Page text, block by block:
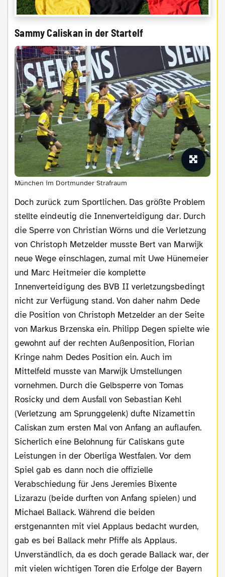
Sammy Caliskan in der Startelf
München im Dortmunder Strafraum
Doch zurück zum Sportlichen. Das größte Problem
stellte eindeutig die Innenverteidigung dar. Durch
die Sperre von Christian Wörns und die Verletzung
von Christoph Metzelder musste Bert van Marwijk
neue Wege einschlagen, zumal mit Uwe Hünemeier
und Marc Heitmeier die komplette
Innenverteidigung des BVB II verletzungsbedingt
nicht zur Verfügung stand. Von daher nahm Dede
die Position von Christoph Metzelder an der Seite
von Markus Brzenska ein. Philipp Degen spielte wie
gewohnt auf der rechten Außenposition, Florian
Kringe nahm Dedes Position ein. Auch im
Mittelfeld musste van Marwijk Umstellungen
vornehmen. Durch die Gelbsperre von Tomas
Rosicky und dem Ausfall von Sebastian Kehl
(Verletzung am Sprunggelenk) dufte Nizamettin
Caliskan zum ersten Mal von Anfang an auflaufen.
Sicherlich eine Belohnung für Caliskans gute
Leistungen in der Oberliga Westfalen. Vor dem
Spiel gab es dann noch die offizielle
Verabschiedung für Jens Jeremies Bixente
Lizarazu (beide durften von Anfang spielen) und
Michael Ballack. Während die beiden
erstgenannten mit viel Applaus bedacht wurden,
gab es bei Ballack mehr Pfiffe als Applaus.
Unverständlich, da es doch gerade Ballack war, der
mit vielen wichtigen Toren die Erfolge der Bayern